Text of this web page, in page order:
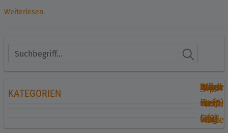
Weiterlesen
KATEGORIEN
Allge
mein
(4)
Spor
tlich
unte
ganz
weit
weg
Relax
&
Chill
Städt
etrip
s (2)
Wildl
ife (1)